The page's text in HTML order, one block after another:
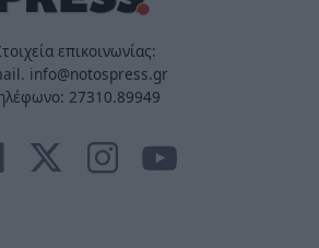
επικοινωνίας:
info@notospress.gr
27310.89949